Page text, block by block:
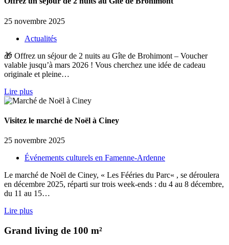
25 novembre 2025
Actualités
🎁 Offrez un séjour de 2 nuits au Gîte de Brohimont – Voucher
valable jusqu’à mars 2026 ! Vous cherchez une idée de cadeau
originale et pleine…
Lire plus
Visitez le marché de Noël à Ciney
25 novembre 2025
Événements culturels en Famenne-Ardenne
Le marché de Noël de Ciney, « Les Fééries du Parc« , se déroulera
en décembre 2025, réparti sur trois week-ends : du 4 au 8 décembre,
du 11 au 15…
Lire plus
Grand living de 100 m²